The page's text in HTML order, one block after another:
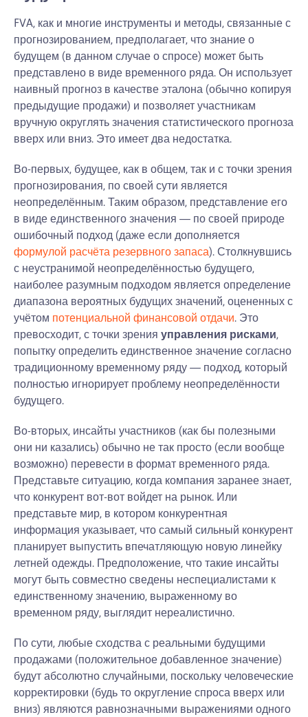
FVA, как и многие инструменты и методы, связанные с
прогнозированием, предполагает, что знание о
будущем (в данном случае о спросе) может быть
представлено в виде временного ряда. Он использует
наивный прогноз в качестве эталона (обычно копируя
предыдущие продажи) и позволяет участникам
вручную округлять значения статистического прогноза
вверх или вниз. Это имеет два недостатка.
Во-первых, будущее, как в общем, так и с точки зрения
прогнозирования, по своей сути является
неопределённым. Таким образом, представление его
в виде единственного значения — по своей природе
ошибочный подход (даже если дополняется
формулой расчёта резервного запаса). Столкнувшись
с неустранимой неопределённостью будущего,
наиболее разумным подходом является определение
диапазона вероятных будущих значений, оцененных с
учётом потенциальной финансовой отдачи. Это
превосходит, с точки зрения управления рисками,
попытку определить единственное значение согласно
традиционному временному ряду — подход, который
полностью игнорирует проблему неопределённости
будущего.
Во-вторых, инсайты участников (как бы полезными
они ни казались) обычно не так просто (если вообще
возможно) перевести в формат временного ряда.
Представьте ситуацию, когда компания заранее знает,
что конкурент вот-вот войдет на рынок. Или
представьте мир, в котором конкурентная
информация указывает, что самый сильный конкурент
планирует выпустить впечатляющую новую линейку
летней одежды. Предположение, что такие инсайты
могут быть совместно сведены неспециалистами к
единственному значению, выраженному во
временном ряду, выглядит нереалистично.
По сути, любые сходства с реальными будущими
продажами (положительное добавленное значение)
будут абсолютно случайными, поскольку человеческие
корректировки (будь то округление спроса вверх или
вниз) являются равнозначными выражениями одного